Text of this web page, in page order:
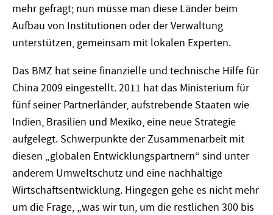
mehr gefragt; nun müsse man diese Länder beim
Aufbau von Institutionen oder der Verwaltung
unterstützen, gemeinsam mit lokalen Experten.
Das BMZ hat seine finanzielle und technische Hilfe für
China 2009 eingestellt. 2011 hat das Ministerium für
fünf seiner Partnerländer, aufstrebende Staaten wie
Indien, Brasilien und Mexiko, eine neue Strategie
aufgelegt. Schwerpunkte der Zusammenarbeit mit
diesen „globalen Entwicklungspartnern“ sind unter
anderem Umweltschutz und eine nachhaltige
Wirtschaftsentwicklung. Hingegen gehe es nicht mehr
um die Frage, „was wir tun, um die restlichen 300 bis